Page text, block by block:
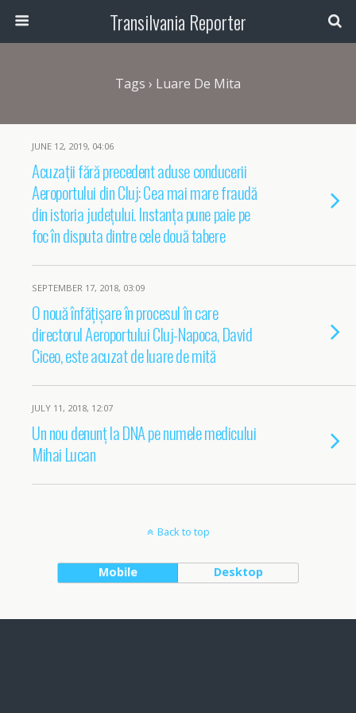
Transilvania Reporter
Tags › Luare De Mita
JUNE 12, 2019, 04:06
Acuzații fără precedent aduse conducerii
Aeroportului din Cluj: Cea mai mare fraudă
din istoria județului. Instanța pune paie pe
foc în disputa dintre cele două tabere
SEPTEMBER 17, 2018, 03:09
O nouă înfățișare în procesul în care
directorul Aeroportului Cluj-Napoca, David
Ciceo, este acuzat de luare de mită
JULY 11, 2018, 12:07
Un nou denunț la DNA pe numele medicului
Mihai Lucan
Back to top
Mobile Desktop